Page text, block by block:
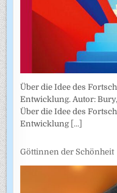
Über die Idee des
Entwicklung. Autor:
Über die Idee des
Entwicklung [...]
Göttinnen der Schönheit